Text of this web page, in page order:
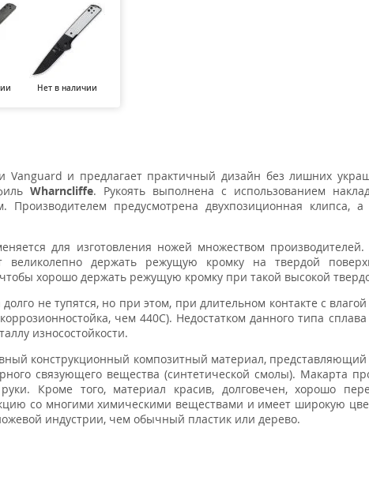
Нет в наличии
Vanguard и предлагает практичный дизайн без лишних
Wharncliffe. Рукоять выполнена с использованием
предусмотрена двухпозиционная клипса, а
для изготовления ножей множеством производителей.
великолепно держать режущую кромку на твердой
хорошо держать режущую кромку при такой высокой
не тупятся, но при этом, при длительном контакте с
чем 440С). Недостатком данного типа сплава
износостойкости.
конструкционный композитный материал, представляющий
связующего вещества (синтетической смолы). Макарта
Кроме того, материал красив, долговечен, хорошо
со многими химическими веществами и имеет широкую
индустрии, чем обычный пластик или дерево.